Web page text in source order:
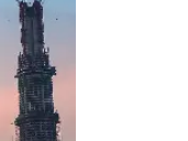
Ответственное
Путешествие